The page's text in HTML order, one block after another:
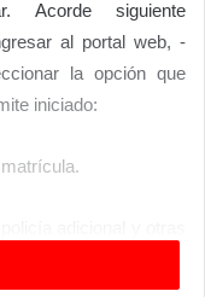
Acorde siguiente
al portal web, -
la opción que
iniciado: